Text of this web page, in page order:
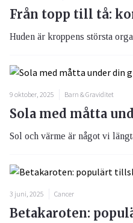
Från topp till tå:
Huden är kroppens största
9 oktober, 2025 Barn & Graviditet
Sola med måtta
Sol och värme är något vi
3 juni, 2025 Cancer
Betakaroten: